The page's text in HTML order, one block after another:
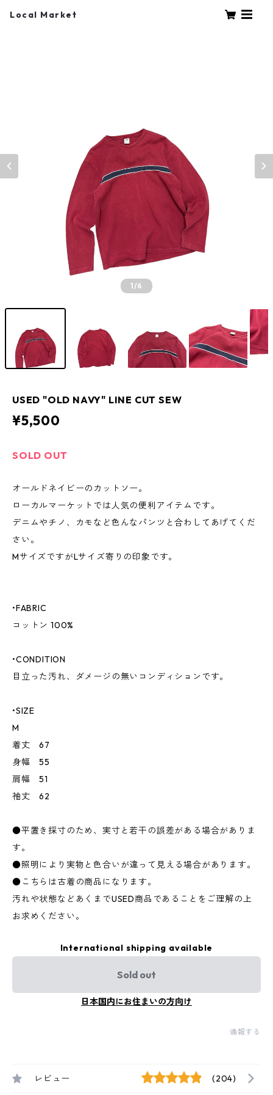
Local Market
1/6
USED "OLD NAVY" LINE CUT SEW
¥5,500
SOLD OUT
オールドネイビーのカットソー。
ローカルマーケットでは人気の便利アイテムです。
デニムやチノ、カモなど色んなパンツと合わしてあげてくだ
さい。
MサイズですがLサイズ寄りの印象です。
•FABRIC
コットン 100%
•CONDITION
目立った汚れ、ダメージの無いコンディションです。
•SIZE
M
着丈 67
身幅 55
肩幅 51
袖丈 62
●平置き採寸のため、実寸と若干の誤差がある場合がありま
す。
●照明により実物と色合いが違って見える場合があります。
●こちらは古着の商品になります。
汚れや状態などあくまでUSED商品であることをご理解の上
お求めください。
International shipping available
Sold out
日本国内にお住まいの方向け
通報する
レビュー (204)